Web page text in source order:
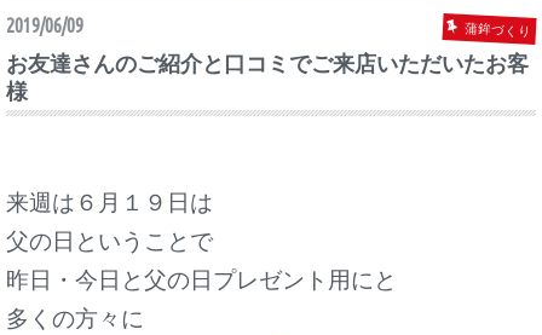
2019/06/09 蒲鉾づくり
お友達さんのご紹介と口コミでご来店いただいたお客
様
来週は６月１９日は
父の日ということで
昨日・今日と父の日プレゼント用にと
多くの方々に